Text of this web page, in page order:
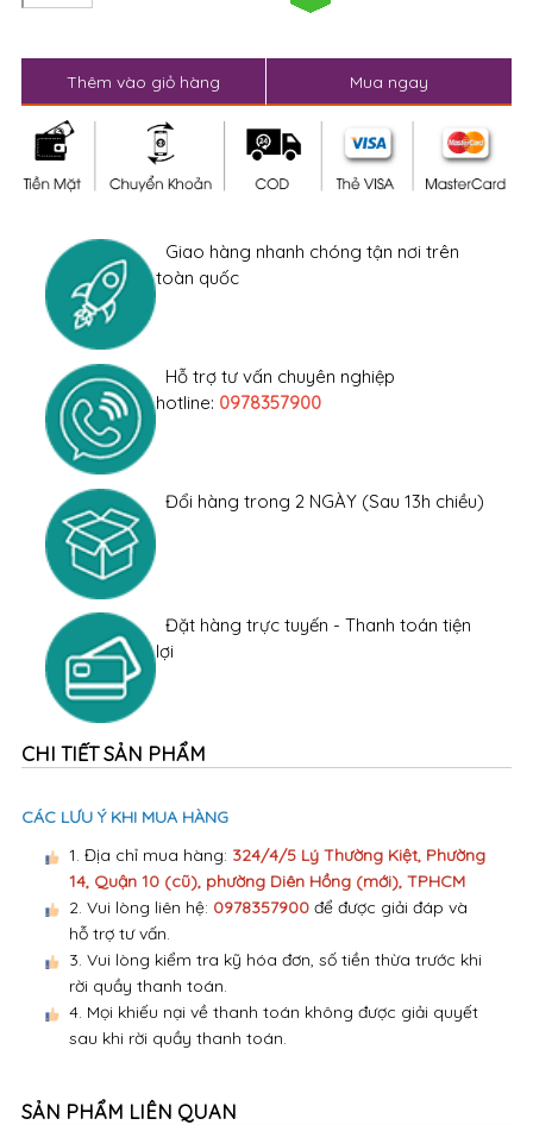
Thêm vào giỏ hàng Mua ngay
Giao hàng nhanh chóng tận nơi trên
toàn quốc
Hỗ trợ tư vấn chuyên nghiệp
hotline: 0978357900
Đổi hàng trong 2 NGÀY (Sau 13h chiều)
Đặt hàng trực tuyến - Thanh toán tiện
lợi
CHI TIẾT SẢN PHẨM
CÁC LƯU Ý KHI MUA HÀNG
1. Địa chỉ mua hàng: 324/4/5 Lý Thường Kiệt, Phường
14, Quận 10 (cũ), phường Diên Hồng (mới), TPHCM
2. Vui lòng liên hệ: 0978357900để được giải đáp và
hỗ trợ tư vấn.
3. Vui lòng kiểm tra kỹ hóa đơn, số tiền thừa trước khi
rời quầy thanh toán.
4. Mọi khiếu nại về thanh toán không được giải quyết
sau khi rời quầy thanh toán.
SẢN PHẨM LIÊN QUAN